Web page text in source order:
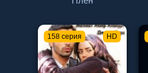
158 серия HD